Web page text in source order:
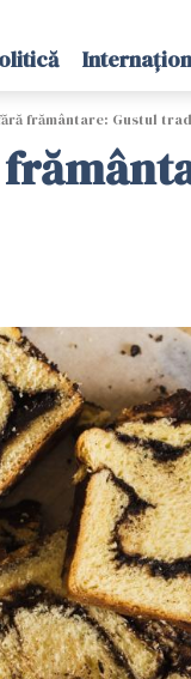
frământare: Gustul